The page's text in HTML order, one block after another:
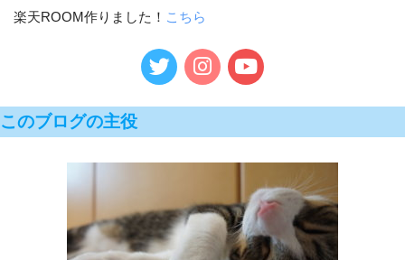
楽天ROOM作りました！ こちら
このブログの主役